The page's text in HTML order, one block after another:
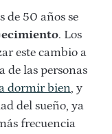
de 50 años se
. Los
este cambio a
de las personas
dormir bien, y
del sueño, ya
frecuencia